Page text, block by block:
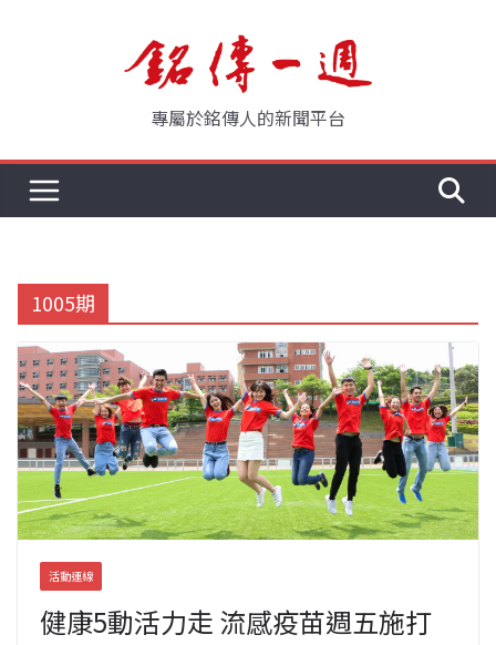
專屬於銘傳人的新聞平台
1005期
活動連線
健康5動活力走 流感疫苗週五施打